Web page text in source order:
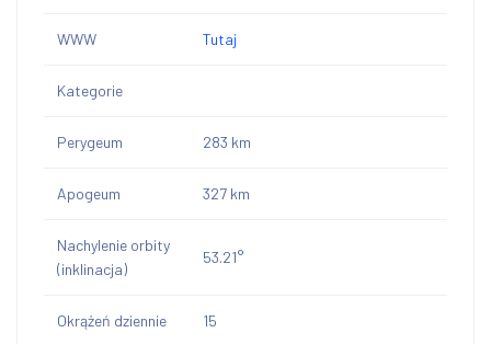
WWW Tutaj
Kategorie
Perygeum 283 km
Apogeum 327 km
Nachylenie orbity
(inklinacja)
53.21°
Okrążeń dziennie 15